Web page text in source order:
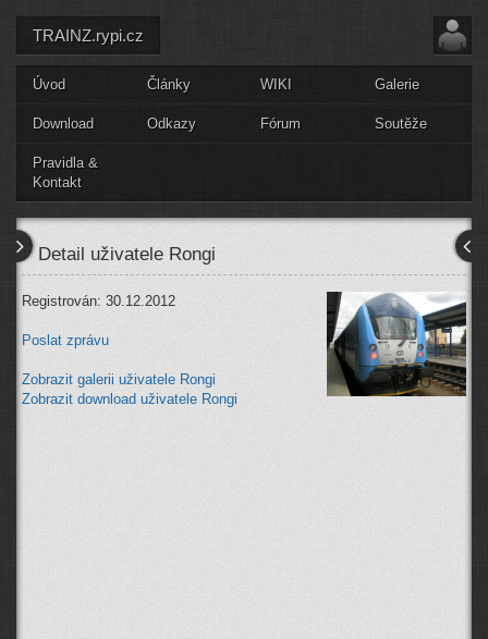
TRAINZ.rypi.cz
Úvod Články WIKI Galerie
Download Odkazy Fórum Soutěže
Pravidla &
Kontakt
Detail uživatele Rongi
Registrován: 30.12.2012
Poslat zprávu
Zobrazit galerii uživatele Rongi
Zobrazit download uživatele Rongi